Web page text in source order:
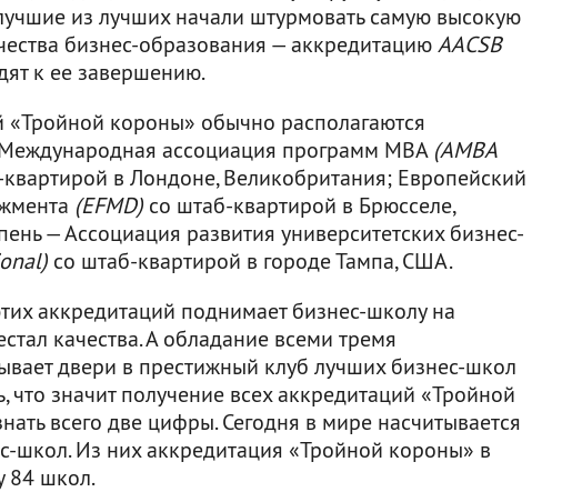
из лучших начали штурмовать самую высокую
бизнес-образования — аккредитацию AACSB
к ее завершению.
«Тройной короны» обычно располагаются
ассоциация программ MBA (AMBA
в Лондоне, Великобритания; Европейский
(EFMD) со штаб-квартирой в Брюсселе,
— Ассоциация развития университетских бизнес-
со штаб-квартирой в городе Тампа, США.
аккредитаций поднимает бизнес-школу на
качества. А обладание всеми тремя
двери в престижный клуб лучших бизнес-школ
что значит получение всех аккредитаций «Тройной
всего две цифры. Сегодня в мире насчитывается
школ. Из них аккредитация «Тройной короны» в
84 школ.